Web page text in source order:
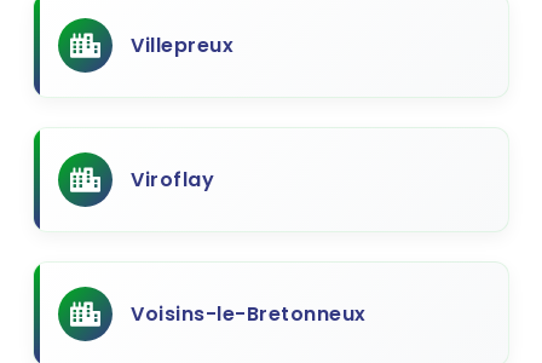
Villepreux
Viroflay
Voisins-le-Bretonneux